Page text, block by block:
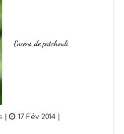
Encens de patchouli
| 17 Fév 2014